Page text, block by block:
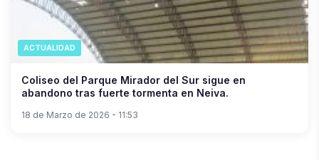
ACTUALIDAD
Coliseo del Parque Mirador del Sur sigue en
abandono tras fuerte tormenta en Neiva.
18 de Marzo de 2026 - 11:53